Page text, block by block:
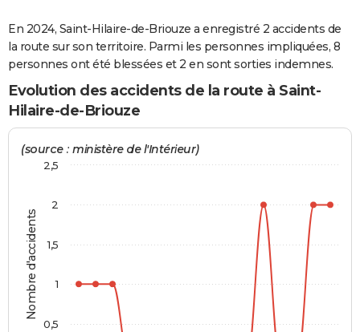
GUIDES D'ACHAT
BONS PLANS
CARTE DE VOEUX
Carte de Noël
Carte Bonne année
Carte Saint-Valentin
Carte Pâques
Carte d'anniversaire
DICTIONNAIRE
COPAINS D'AVANT
S'inscrire
Se connecter
Lycées
Collèges
Primaires
Universités
Entreprises
Service militaire
Avis de recherche
AVIS DE DÉCÈS
FORUM
Bricolage
Lifestyle
Culture
Sport
Auto
Television
Voyage
Cinema
En 2024, Saint-Hilaire-de-Briouze a enregistré 2 accidents de
la route sur son territoire. Parmi les personnes impliquées, 8
personnes ont été blessées et 2 en sont sorties indemnes.
Evolution des accidents de la route à Saint-
Hilaire-de-Briouze
Nombre d'accidents
(source : ministère de l'Intérieur)
0,5
1
1,5
2
2,5